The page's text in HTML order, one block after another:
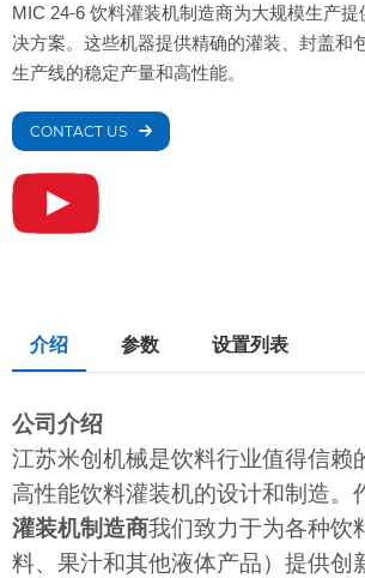
MIC 24-6 饮料灌装机制造商为大规模生产
决方案。这些机器提供精确的灌装、封盖和
生产线的稳定产量和高性能。
CONTACT US
介绍 参数 设置列表
公司介绍
江苏米创机械是饮料行业值得信赖
高性能饮料灌装机的设计和制造。
灌装机制造商我们致力于为各种饮
料、果汁和其他液体产品）提供创